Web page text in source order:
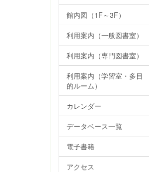
館内図（1F～3F）
利用案内（一般図書室）
利用案内（専門図書室）
利用案内（学習室・多目
的ルーム）
カレンダー
データベース一覧
電子書籍
アクセス